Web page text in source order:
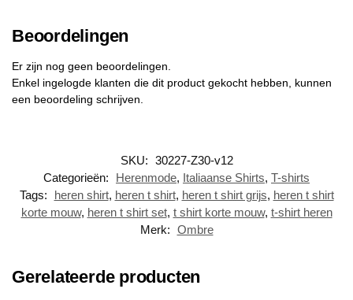
Beoordelingen
Er zijn nog geen beoordelingen.
Enkel ingelogde klanten die dit product gekocht hebben, kunnen
een beoordeling schrijven.
SKU: 30227-Z30-v12
Categorieën:
Herenmode, Italiaanse Shirts, T-shirts
Tags:
heren shirt, heren t shirt, heren t shirt grijs, heren t shirt
korte mouw, heren t shirt set, t shirt korte mouw, t-shirt heren
Merk: Ombre
Gerelateerde producten